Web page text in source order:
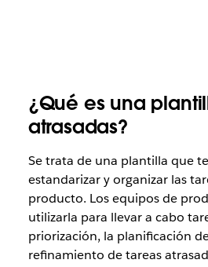
¿Qué es una
atrasadas?
Se trata de una plantilla que
estandarizar y organizar las
producto. Los equipos de
utilizarla para llevar a cabo
priorización, la planificación
refinamiento de tareas